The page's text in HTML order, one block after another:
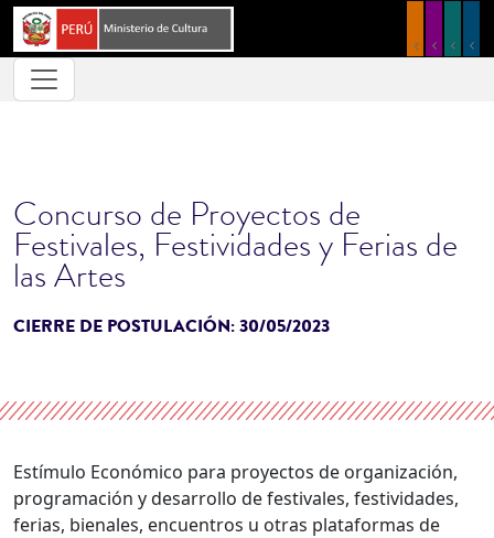
Pasar al contenido principal
Concurso de Proyectos de
Festivales, Festividades y Ferias de
las Artes
CIERRE DE POSTULACIÓN:30/05/2023
Estímulo Económico para proyectos de organización,
programación y desarrollo de festivales, festividades,
ferias, bienales, encuentros u otras plataformas de